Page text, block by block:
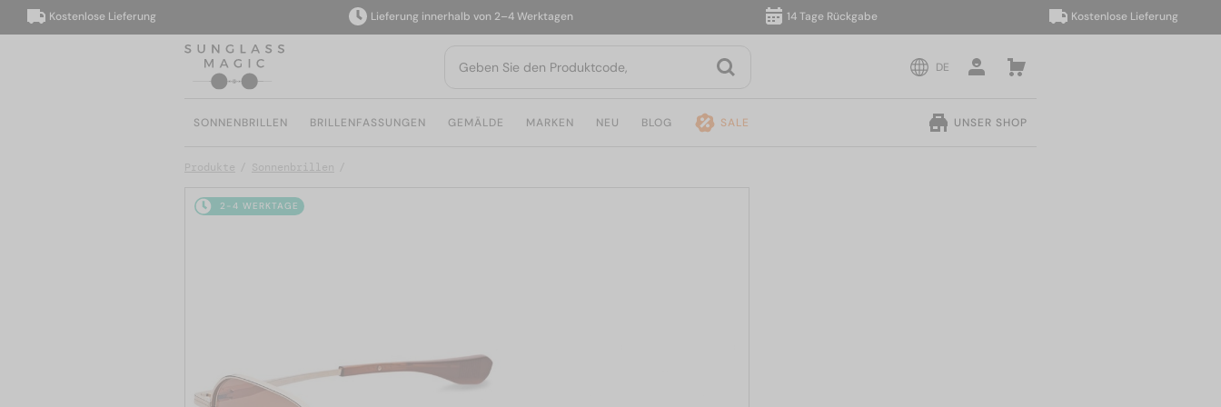
Kostenlose Lieferung Lieferung innerhalb von 2–4 Werktagen 14 Tage Rückgabe Kostenlose Lieferung
DE
SONNENBRILLEN BRILLENFASSUNGEN GEMÄLDE MARKEN NEU BLOG SALE UNSER SHOP
Produkte Sonnenbrillen
2-4 WERKTAGE